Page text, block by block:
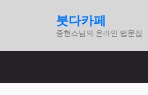
로
붓다카페
중현스님의 온라인 법문집